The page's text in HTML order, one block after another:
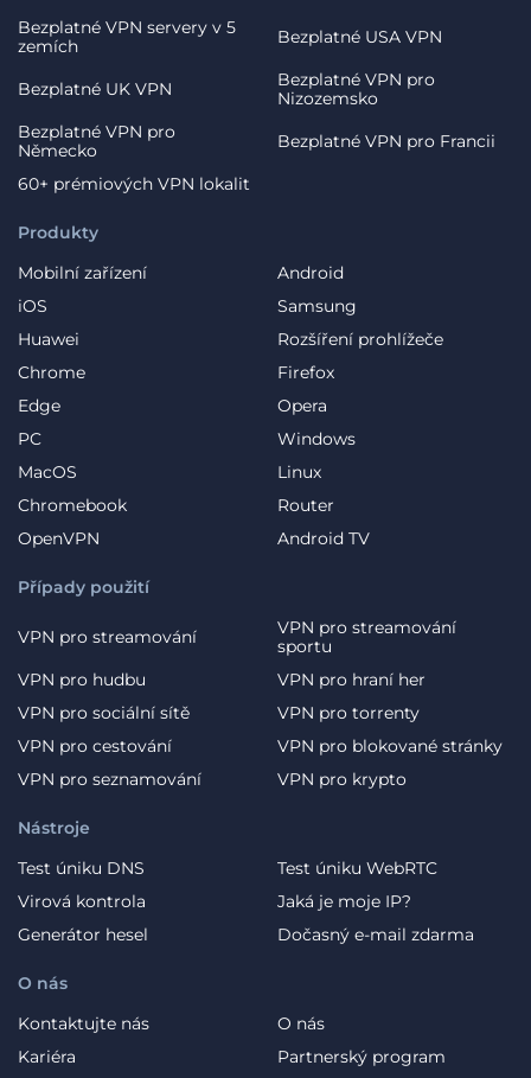
Produkty
Mobilní zařízení
Android
iOS
Samsung
Huawei
Rozšíření prohlížeče
Chrome
Firefox
Edge
Opera
PC
Windows
MacOS
Linux
Chromebook
Router
OpenVPN
Android TV
Případy použití
VPN pro streamování
VPN pro streamování
sportu
VPN pro hudbu
VPN pro hraní her
VPN pro sociální sítě
VPN pro torrenty
VPN pro cestování
VPN pro blokované stránky
VPN pro seznamování
VPN pro krypto
O nás
Kontaktujte nás
O nás
Kariéra
Partnerský program
Bezplatné VPN servery v 5
zemích
Bezplatné USA VPN
Bezplatné UK VPN
Bezplatné VPN pro
Nizozemsko
Bezplatné VPN pro
Německo
Bezplatné VPN pro Francii
60+ prémiových VPN lokalit
Nástroje
Test úniku DNS
Test úniku WebRTC
Virová kontrola
Jaká je moje IP?
Generátor hesel
Dočasný e-mail zdarma